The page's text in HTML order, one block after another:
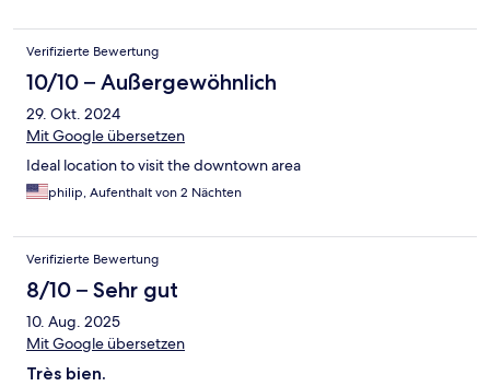
Verifizierte Bewertung
10/10 – Außergewöhnlich
29. Okt. 2024
Mit Google übersetzen
Ideal location to visit the downtown area
philip, Aufenthalt von 2 Nächten
Verifizierte Bewertung
8/10 – Sehr gut
10. Aug. 2025
Mit Google übersetzen
Très bien.